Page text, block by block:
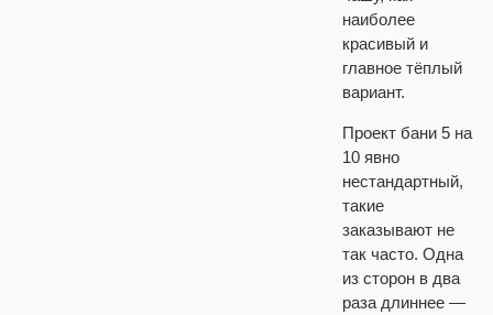
наиболее
красивый и
главное тёплый
вариант.
Проект бани 5 на
10 явно
нестандартный,
такие
заказывают не
так часто. Одна
из сторон в два
раза длиннее —